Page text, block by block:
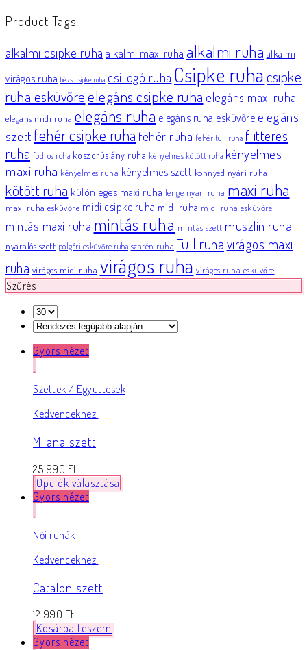
Product Tags
alkalmi csipke ruha alkalmi maxi ruha alkalmi ruha alkalmi
virágos ruha bézs csipke ruha csillogó ruha Csipke ruhacsipke
ruha esküvőreelegáns csipke ruha elegáns maxi ruha
elegáns midi ruha elegáns ruha elegáns ruha esküvőre elegáns
szett fehér csipke ruha fehér ruha fehér tüll ruha flitteres
ruha fodros ruha koszorúslány ruha kényelmes kötött ruha kényelmes
maxi ruha kényelmes ruha kényelmes szett könnyed nyári ruha
kötött ruha különleges maxi ruha lenge nyári ruha maxi ruha
maxi ruha esküvőre midi csipke ruha midi ruha midi ruha esküvőre
mintás maxi ruha mintás ruha mintás szett muszlin ruha
nyaralós szett polgári esküvőre ruha szatén ruha Tüll ruhavirágos maxi
ruha virágos midi ruha virágos ruha virágos ruha esküvőre
Szűrés
Gyors nézet
Szettek / Együttesek
Kedvencekhez!
Milana szett
25 990 Ft
Opciók választása
Gyors nézet
Női ruhák
Kedvencekhez!
Catalon szett
12 990 Ft
Kosárba teszem
Gyors nézet